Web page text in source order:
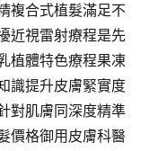
複合式植髮滿足不
近視雷射療程是先
植體特色療程果凍
識提升皮膚緊實度
對肌膚同深度精準
價格御用皮膚科醫